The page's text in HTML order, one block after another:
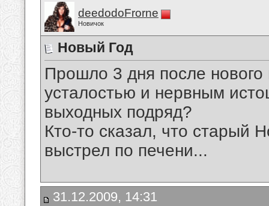
deedodoFrorne
Новичок
Новый Год
Прошло 3 дня после нового
усталостью и нервным
выходных подряд?
Кто-то сказал, что старый
выстрел по печени...
31.12.2009, 14:31